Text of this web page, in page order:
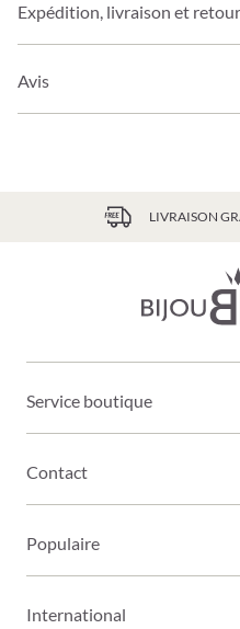
Expédition, livraison et retour
Avis
LIVRAISON
Service boutique
Contact
Populaire
International